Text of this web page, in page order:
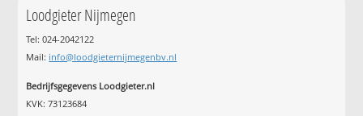
Loodgieter Nijmegen
Tel: 024-2042122
Mail: info@loodgieternijmegenbv.nl
Bedrijfsgegevens Loodgieter.nl
KVK: 73123684